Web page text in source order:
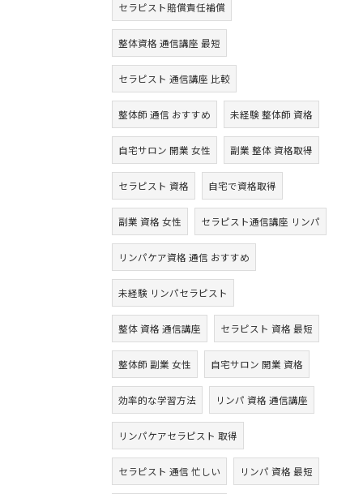
セラピスト賠償責任補償
整体資格 通信講座 最短
セラピスト 通信講座 比較
整体師 通信 おすすめ 未経験 整体師 資格
自宅サロン 開業 女性 副業 整体 資格取得
セラピスト 資格 自宅で資格取得
副業 資格 女性 セラピスト通信講座 リンパ
リンパケア資格 通信 おすすめ
未経験 リンパセラピスト
整体 資格 通信講座 セラピスト 資格 最短
整体師 副業 女性 自宅サロン 開業 資格
効率的な学習方法 リンパ 資格 通信講座
リンパケアセラピスト 取得
セラピスト 通信 忙しい リンパ 資格 最短